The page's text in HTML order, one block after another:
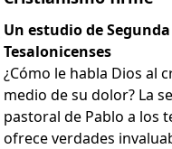
Un estudio de
Tesalonicenses
¿Cómo le habla Dios al
medio de su dolor? La
pastoral de Pablo a los
ofrece verdades